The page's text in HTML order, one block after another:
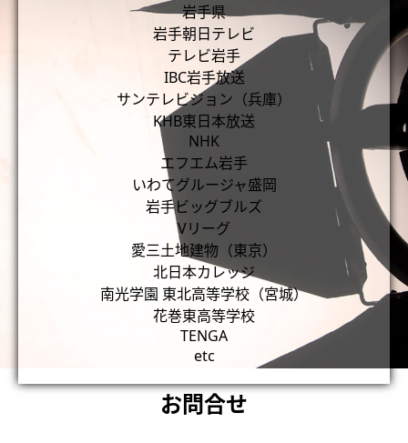
岩手県
岩手朝日テレビ
テレビ岩手
IBC岩手放送
サンテレビジョン（兵庫）
KHB東日本放送
NHK
エフエム岩手
いわてグルージャ盛岡
岩手ビッグブルズ
Vリーグ
愛三土地建物（東京）
北日本カレッジ
南光学園 東北高等学校（宮城）
花巻東高等学校
TENGA
etc
お問合せ